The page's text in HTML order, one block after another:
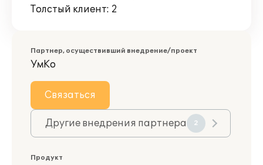
Толстый клиент: 2
Партнер, осуществивший внедрение/проект
УмКо
Связаться
Другие внедрения партнера 2
Продукт